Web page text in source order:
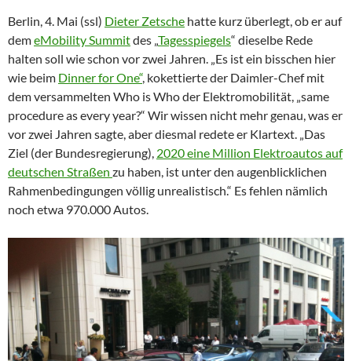
Berlin, 4. Mai (ssl) Dieter Zetsche hatte kurz überlegt, ob er auf
demeMobility Summitdes „Tagesspiegels“ dieselbe Rede
halten soll wie schon vor zwei Jahren. „Es ist ein bisschen hier
wie beim Dinner for One“, kokettierte der Daimler-Chef mit
dem versammelten Who is Who der Elektromobilität, „same
procedure as every year?“ Wir wissen nicht mehr genau, was er
vor zwei Jahren sagte, aber diesmal redete er Klartext. „Das
Ziel (der Bundesregierung), 2020 eine Million Elektroautos auf
deutschen Straßen zu haben, ist unter den augenblicklichen
Rahmenbedingungen völlig unrealistisch.“ Es fehlen nämlich
noch etwa 970.000 Autos.